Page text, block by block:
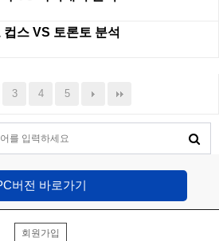
스 VS 토론토 분석
3 4 5
버전 바로가기
회원가입